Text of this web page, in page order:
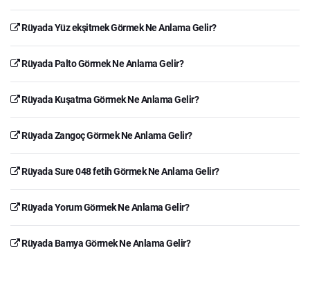
Rüyada Yüz ekşitmek Görmek Ne Anlama Gelir?
Rüyada Palto Görmek Ne Anlama Gelir?
Rüyada Kuşatma Görmek Ne Anlama Gelir?
Rüyada Zangoç Görmek Ne Anlama Gelir?
Rüyada Sure 048 fetih Görmek Ne Anlama Gelir?
Rüyada Yorum Görmek Ne Anlama Gelir?
Rüyada Bamya Görmek Ne Anlama Gelir?